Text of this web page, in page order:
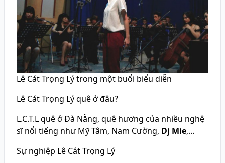
Lê Cát Trọng Lý trong một buổi biểu diễn
Lê Cát Trọng Lý quê ở đâu?
L.C.T.L quê ở Đà Nẵng, quê hương của nhiều nghệ
sĩ nổi tiếng như Mỹ Tâm, Nam Cường, Dj Mie,…
Sự nghiệp Lê Cát Trọng Lý